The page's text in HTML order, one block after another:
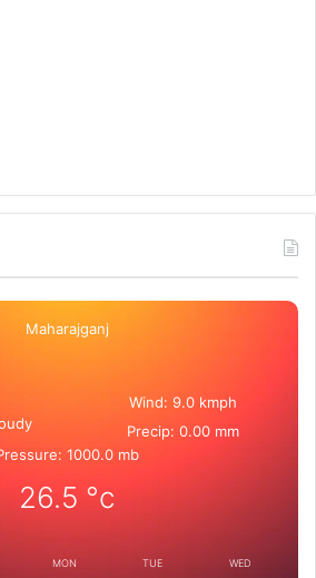
Maharajganj
Wind: 9.0 kmph
Precip: 0.00 mm
1000.0 mb
26.5 °c
MON TUE WED